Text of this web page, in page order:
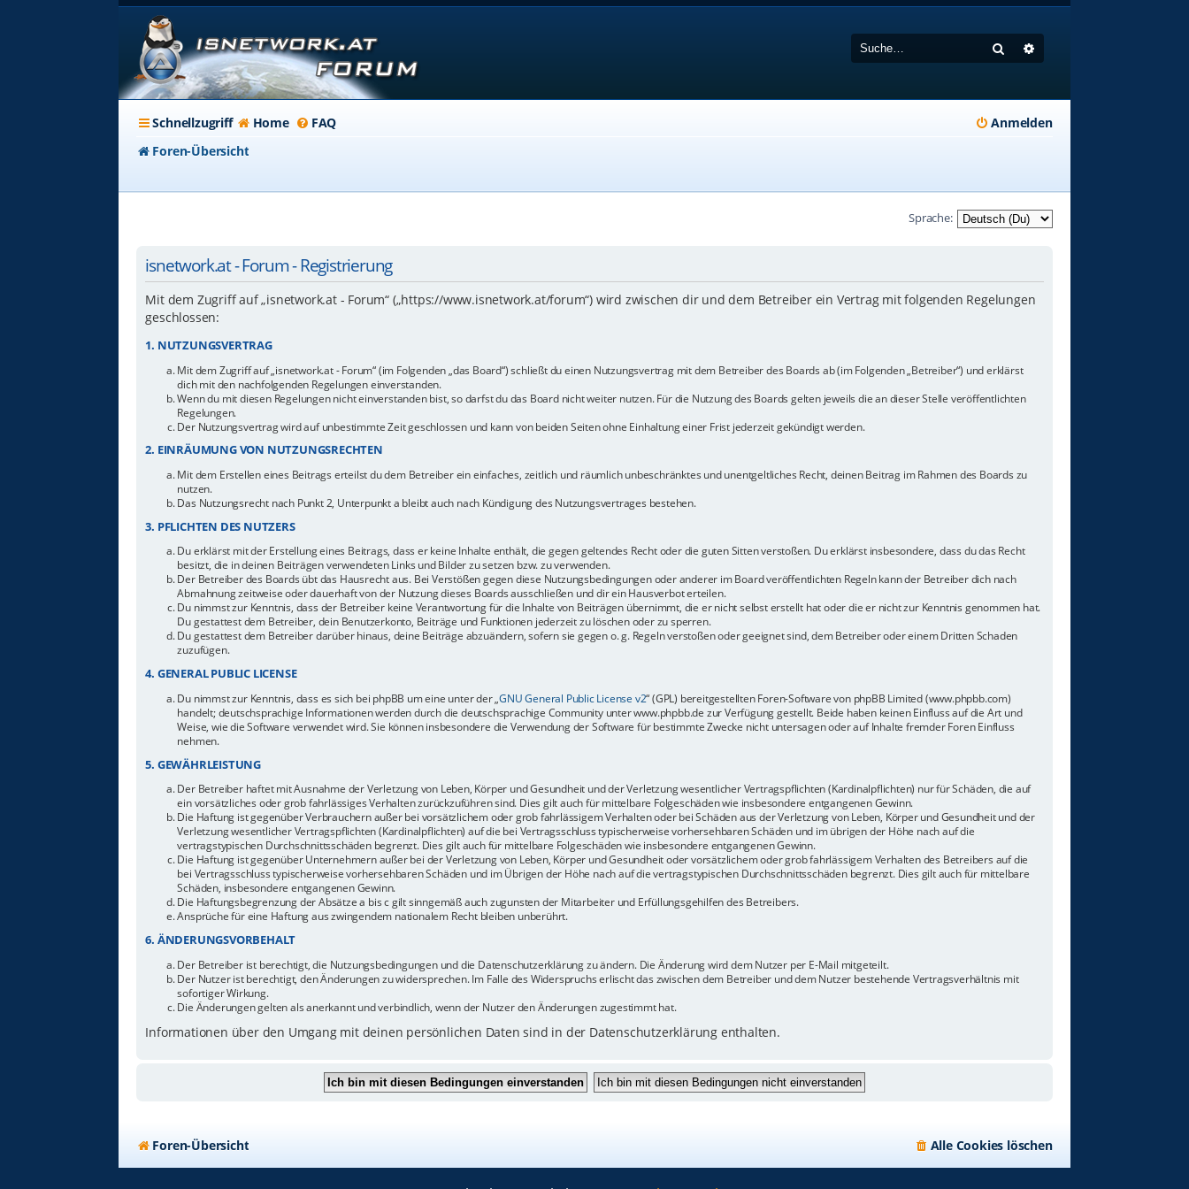
Suche
Schnellzugriff Home FAQ
Anmelden
Foren-Übersicht
Sprache:
isnetwork.at - Forum - Registrierung
Mit dem Zugriff auf „isnetwork.at - Forum“ („https://www.isnetwork.at/forum“) wird zwischen dir und dem Betreiber ein Vertrag mit folgenden Regelungen
geschlossen:
1. NUTZUNGSVERTRAG
Mit dem Zugriff auf „isnetwork.at - Forum“ (im Folgenden „das Board“) schließt du einen Nutzungsvertrag mit dem Betreiber des Boards ab (im Folgenden „Betreiber“) und erklärst
dich mit den nachfolgenden Regelungen einverstanden.
Wenn du mit diesen Regelungen nicht einverstanden bist, so darfst du das Board nicht weiter nutzen. Für die Nutzung des Boards gelten jeweils die an dieser Stelle veröffentlichten
Regelungen.
Der Nutzungsvertrag wird auf unbestimmte Zeit geschlossen und kann von beiden Seiten ohne Einhaltung einer Frist jederzeit gekündigt werden.
2. EINRÄUMUNG VON NUTZUNGSRECHTEN
Mit dem Erstellen eines Beitrags erteilst du dem Betreiber ein einfaches, zeitlich und räumlich unbeschränktes und unentgeltliches Recht, deinen Beitrag im Rahmen des Boards zu
nutzen.
Das Nutzungsrecht nach Punkt 2, Unterpunkt a bleibt auch nach Kündigung des Nutzungsvertrages bestehen.
3. PFLICHTEN DES NUTZERS
Du erklärst mit der Erstellung eines Beitrags, dass er keine Inhalte enthält, die gegen geltendes Recht oder die guten Sitten verstoßen. Du erklärst insbesondere, dass du das Recht
besitzt, die in deinen Beiträgen verwendeten Links und Bilder zu setzen bzw. zu verwenden.
Der Betreiber des Boards übt das Hausrecht aus. Bei Verstößen gegen diese Nutzungsbedingungen oder anderer im Board veröffentlichten Regeln kann der Betreiber dich nach
Abmahnung zeitweise oder dauerhaft von der Nutzung dieses Boards ausschließen und dir ein Hausverbot erteilen.
Du nimmst zur Kenntnis, dass der Betreiber keine Verantwortung für die Inhalte von Beiträgen übernimmt, die er nicht selbst erstellt hat oder die er nicht zur Kenntnis genommen hat.
Du gestattest dem Betreiber, dein Benutzerkonto, Beiträge und Funktionen jederzeit zu löschen oder zu sperren.
Du gestattest dem Betreiber darüber hinaus, deine Beiträge abzuändern, sofern sie gegen o. g. Regeln verstoßen oder geeignet sind, dem Betreiber oder einem Dritten Schaden
zuzufügen.
4. GENERAL PUBLIC LICENSE
Du nimmst zur Kenntnis, dass es sich bei phpBB um eine unter der „GNU General Public License v2“ (GPL) bereitgestellten Foren-Software von phpBB Limited (www.phpbb.com)
handelt; deutschsprachige Informationen werden durch die deutschsprachige Community unter www.phpbb.de zur Verfügung gestellt. Beide haben keinen Einfluss auf die Art und
Weise, wie die Software verwendet wird. Sie können insbesondere die Verwendung der Software für bestimmte Zwecke nicht untersagen oder auf Inhalte fremder Foren Einfluss
nehmen.
5. GEWÄHRLEISTUNG
Der Betreiber haftet mit Ausnahme der Verletzung von Leben, Körper und Gesundheit und der Verletzung wesentlicher Vertragspflichten (Kardinalpflichten) nur für Schäden, die auf
ein vorsätzliches oder grob fahrlässiges Verhalten zurückzuführen sind. Dies gilt auch für mittelbare Folgeschäden wie insbesondere entgangenen Gewinn.
Die Haftung ist gegenüber Verbrauchern außer bei vorsätzlichem oder grob fahrlässigem Verhalten oder bei Schäden aus der Verletzung von Leben, Körper und Gesundheit und der
Verletzung wesentlicher Vertragspflichten (Kardinalpflichten) auf die bei Vertragsschluss typischerweise vorhersehbaren Schäden und im übrigen der Höhe nach auf die
vertragstypischen Durchschnittsschäden begrenzt. Dies gilt auch für mittelbare Folgeschäden wie insbesondere entgangenen Gewinn.
Die Haftung ist gegenüber Unternehmern außer bei der Verletzung von Leben, Körper und Gesundheit oder vorsätzlichem oder grob fahrlässigem Verhalten des Betreibers auf die
bei Vertragsschluss typischerweise vorhersehbaren Schäden und im Übrigen der Höhe nach auf die vertragstypischen Durchschnittsschäden begrenzt. Dies gilt auch für mittelbare
Schäden, insbesondere entgangenen Gewinn.
Die Haftungsbegrenzung der Absätze a bis c gilt sinngemäß auch zugunsten der Mitarbeiter und Erfüllungsgehilfen des Betreibers.
Ansprüche für eine Haftung aus zwingendem nationalem Recht bleiben unberührt.
6. ÄNDERUNGSVORBEHALT
Der Betreiber ist berechtigt, die Nutzungsbedingungen und die Datenschutzerklärung zu ändern. Die Änderung wird dem Nutzer per E-Mail mitgeteilt.
Der Nutzer ist berechtigt, den Änderungen zu widersprechen. Im Falle des Widerspruchs erlischt das zwischen dem Betreiber und dem Nutzer bestehende Vertragsverhältnis mit
sofortiger Wirkung.
Die Änderungen gelten als anerkannt und verbindlich, wenn der Nutzer den Änderungen zugestimmt hat.
Informationen über den Umgang mit deinen persönlichen Daten sind in der Datenschutzerklärung enthalten.
Foren-Übersicht Alle Cookies löschen